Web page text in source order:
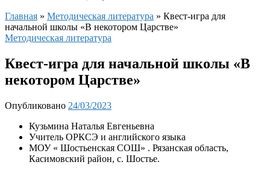
Главная » Методическая литература » Квест-игра для
начальной школы «В некотором Царстве»
Методическая литература
Квест-игра для начальной школы «В
некотором Царстве»
Опубликовано 24/03/2023
Кузьмина Наталья Евгеньевна
Учитель ОРКСЭ и английского языка
МОУ « Шостьенская СОШ» . Рязанская область,
Касимовский район, с. Шостье.